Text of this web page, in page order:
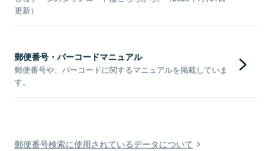
更新）
郵便番号・バーコードマニュアル
郵便番号や、バーコードに関するマニュアルを掲載していま
す。
郵便番号検索に使用されているデータについて